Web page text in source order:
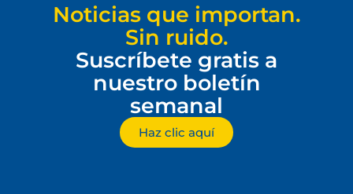
Noticias que importan.
Sin ruido.
Suscríbete gratis a
nuestro boletín
semanal
Haz clic aquí